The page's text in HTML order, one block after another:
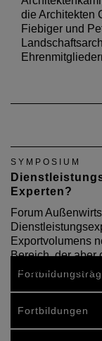
die Architekten
Fiebiger und
SYMPOSIUM
Experten?
Forum
Exportvolumens
Bereich, der aber
die größten
Fortbildungen